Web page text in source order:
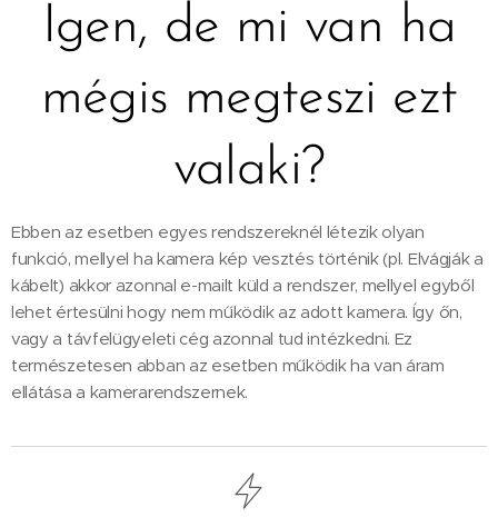
Igen, de mi van ha
mégis megteszi ezt
valaki?
Ebben az esetben egyes rendszereknél létezik olyan
funkció, mellyel ha kamera kép vesztés történik (pl. Elvágják a
kábelt) akkor azonnal e-mailt küld a rendszer, mellyel egyből
lehet értesülni hogy nem működik az adott kamera. Így őn,
vagy a távfelügyeleti cég azonnal tud intézkedni. Ez
természetesen abban az esetben működik ha van áram
ellátása a kamerarendszernek.